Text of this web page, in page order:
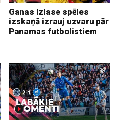
Ganas izlase spēles
izskaņā izrauj uzvaru pār
Panamas futbolistiem